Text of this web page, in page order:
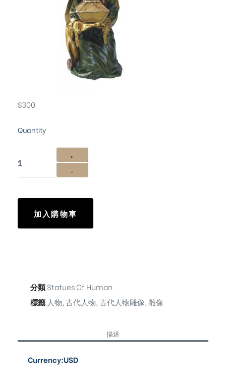
$300
Quantity
加入購物車
分類Statues Of Human
標籤 人物,古代人物,古代人物雕像, 雕像
描述
Currency:USD